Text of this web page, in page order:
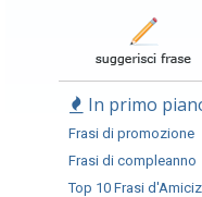
In primo
Frasi di promozione
Frasi di compleanno
Top 10 Frasi